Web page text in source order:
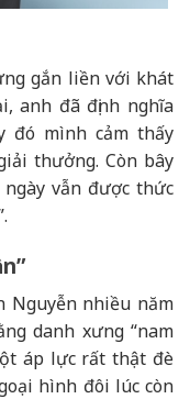
gắn liền với khát
anh đã định nghĩa
đó mình cảm thấy
thưởng. Còn bây
vẫn được thức
Nguyễn nhiều năm
danh xưng “nam
áp lực rất thật đè
hình đôi lúc còn